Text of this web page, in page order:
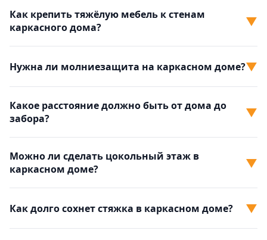
Как крепить тяжёлую мебель к стенам
каркасного дома?
▼
Нужна ли молниезащита на каркасном доме?▼
Какое расстояние должно быть от дома до
забора?
▼
Можно ли сделать цокольный этаж в
каркасном доме?
▼
Как долго сохнет стяжка в каркасном доме? ▼